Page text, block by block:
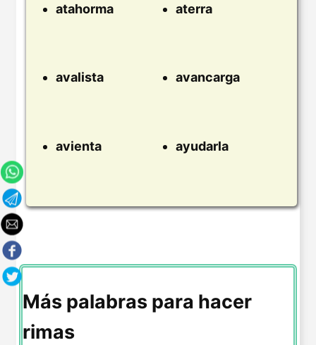
atahorma aterra
avalista avancarga
avienta ayudarla
Más palabras para hacer
rimas